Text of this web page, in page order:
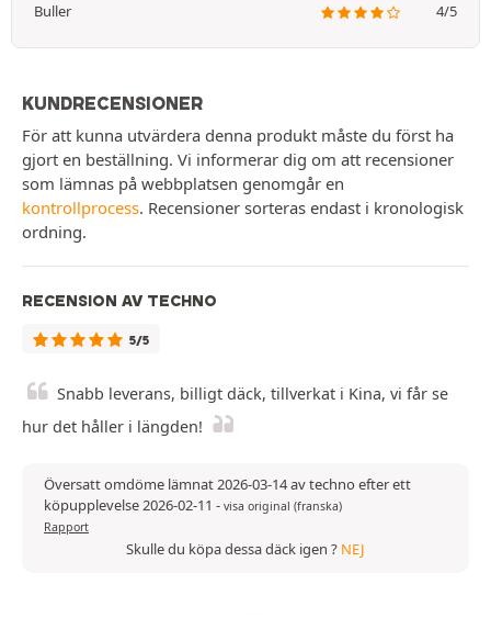
Buller
4/5
KUNDRECENSIONER
För att kunna utvärdera denna produkt måste du först ha
gjort en beställning. Vi informerar dig om att recensioner
som lämnas på webbplatsen genomgår en
kontrollprocess. Recensioner sorteras endast i kronologisk
ordning.
RECENSION AV TECHNO
5/5
Snabb leverans, billigt däck, tillverkat i Kina, vi får se
hur det håller i längden!
Översatt omdöme lämnat 2026-03-14 av techno efter ett
köpupplevelse 2026-02-11 - visa original (franska)
Rapport
Skulle du köpa dessa däck igen ? NEJ